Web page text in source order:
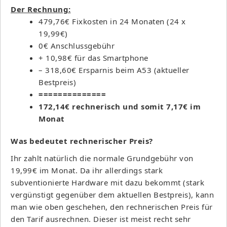
Der Rechnung:
479,76€ Fixkosten in 24 Monaten (24 x
19,99€)
0€ Anschlussgebühr
+ 10,98€ für das Smartphone
– 318,60€ Ersparnis beim A53 (aktueller
Bestpreis)
==============
172,14€ rechnerisch und somit 7,17€ im
Monat
Was bedeutet rechnerischer Preis?
Ihr zahlt natürlich die normale Grundgebühr von
19,99€ im Monat. Da ihr allerdings stark
subventionierte Hardware mit dazu bekommt (stark
vergünstigt gegenüber dem aktuellen Bestpreis), kann
man wie oben geschehen, den rechnerischen Preis für
den Tarif ausrechnen. Dieser ist meist recht sehr